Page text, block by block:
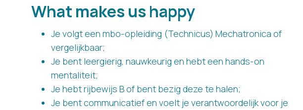
What makes us happy
Je volgt een mbo-opleiding (Technicus) Mechatronica of
vergelijkbaar;
Je bent leergierig, nauwkeurig en hebt een hands-on
mentaliteit;
Je hebt rijbewijs B of bent bezig deze te halen;
Je bent communicatief en voelt je verantwoordelijk voor je